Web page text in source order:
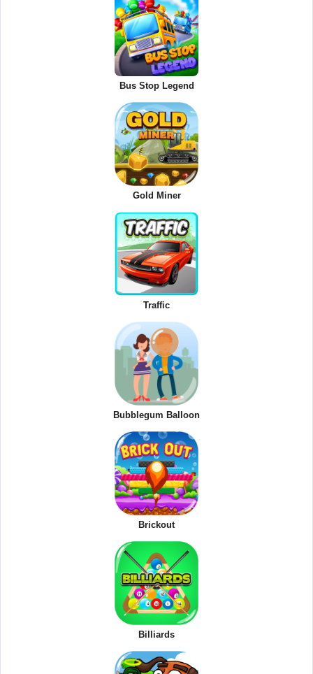
Bus Stop Legend
Gold Miner
Traffic
Bubblegum Balloon
Brickout
Billiards